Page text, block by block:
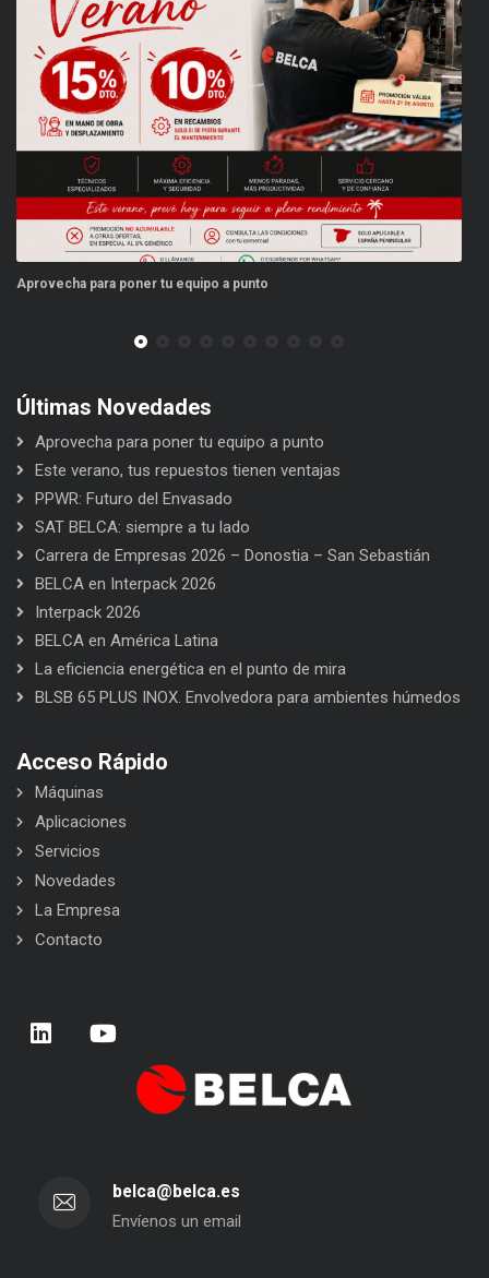
Aprovecha para poner tu equipo a punto
Últimas Novedades
Aprovecha para poner tu equipo a punto
Este verano, tus repuestos tienen ventajas
PPWR: Futuro del Envasado
SAT BELCA: siempre a tu lado
Carrera de Empresas 2026 – Donostia – San Sebastián
BELCA en Interpack 2026
Interpack 2026
BELCA en América Latina
La eficiencia energética en el punto de mira
BLSB 65 PLUS INOX. Envolvedora para ambientes húmedos
Acceso Rápido
Máquinas
Aplicaciones
Servicios
Novedades
La Empresa
Contacto
belca@belca.es
Envíenos un email